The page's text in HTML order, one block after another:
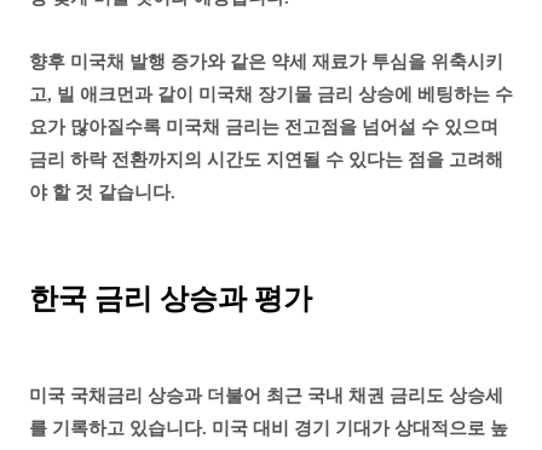
향후 미국채 발행 증가와 같은 약세 재료가 투심을 위축시키
고, 빌 애크먼과 같이 미국채 장기물 금리 상승에 베팅하는 수
요가 많아질수록 미국채 금리는 전고점을 넘어설 수 있으며
금리 하락 전환까지의 시간도 지연될 수 있다는 점을 고려해
야 할 것 같습니다.
한국 금리 상승과 평가
미국 국채금리 상승과 더불어 최근 국내 채권 금리도 상승세
를 기록하고 있습니다. 미국 대비 경기 기대가 상대적으로 높